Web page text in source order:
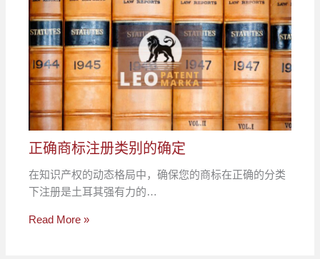
正确商标注册类别的确定
在知识产权的动态格局中，确保您的商标在正确的分类
下注册是土耳其强有力的…
Read More »